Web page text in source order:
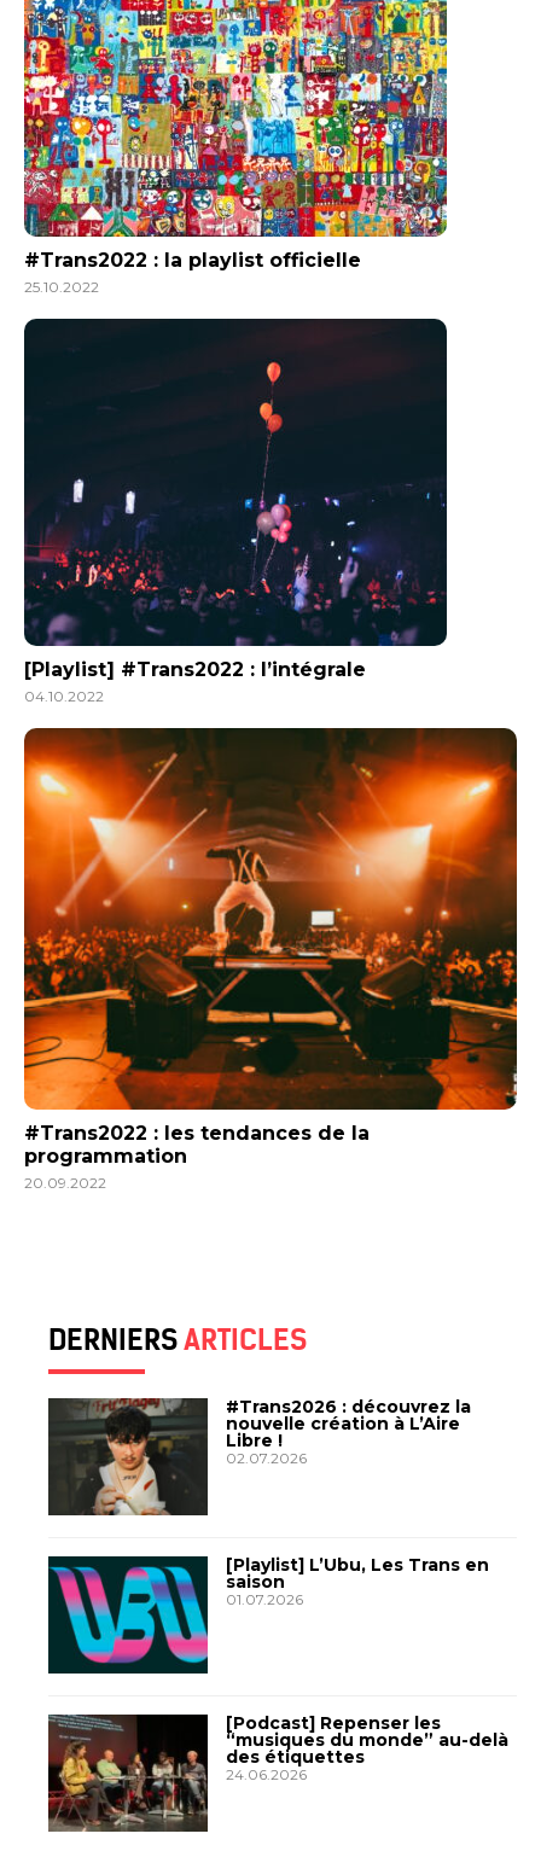
#Trans2022 : la playlist officielle
25.10.2022
[Playlist] #Trans2022 : l’intégrale
04.10.2022
#Trans2022 : les tendances de la
programmation
20.09.2022
DERNIERSARTICLES
#Trans2026 : découvrez la
nouvelle création à L’Aire
Libre !
02.07.2026
[Playlist] L’Ubu, Les Trans en
saison
01.07.2026
[Podcast] Repenser les
“musiques du monde” au-delà
des étiquettes
24.06.2026